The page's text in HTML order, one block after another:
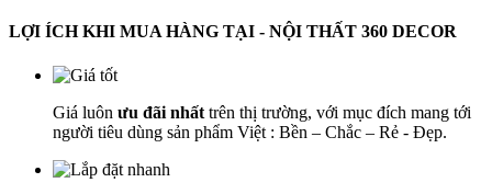
LỢI ÍCH KHI MUA HÀNG TẠI - NỘI THẤT 360 DECOR
Giá luôn ưu đãi nhất trên thị trường, với mục đích mang tới
người tiêu dùng sản phẩm Việt : Bền – Chắc – Rẻ - Đẹp.